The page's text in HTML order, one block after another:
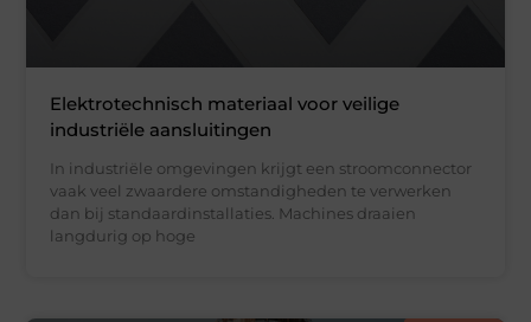
Elektrotechnisch materiaal voor veilige
industriële aansluitingen
In industriële omgevingen krijgt een stroomconnector
vaak veel zwaardere omstandigheden te verwerken
dan bij standaardinstallaties. Machines draaien
langdurig op hoge